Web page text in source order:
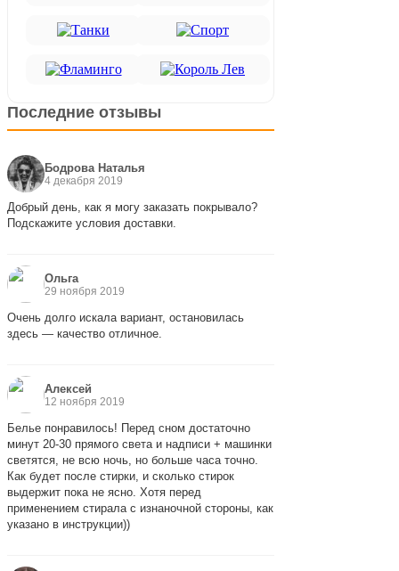
Последние отзывы
Бодрова Наталья
4 декабря 2019
Добрый день, как я могу заказать покрывало?
Подскажите условия доставки.
Ольга
29 ноября 2019
Очень долго искала вариант, остановилась
здесь — качество отличное.
Алексей
12 ноября 2019
Белье понравилось! Перед сном достаточно
минут 20-30 прямого света и надписи + машинки
светятся, не всю ночь, но больше часа точно.
Как будет после стирки, и сколько стирок
выдержит пока не ясно. Хотя перед
применением стирала с изнаночной стороны, как
указано в инструкции))